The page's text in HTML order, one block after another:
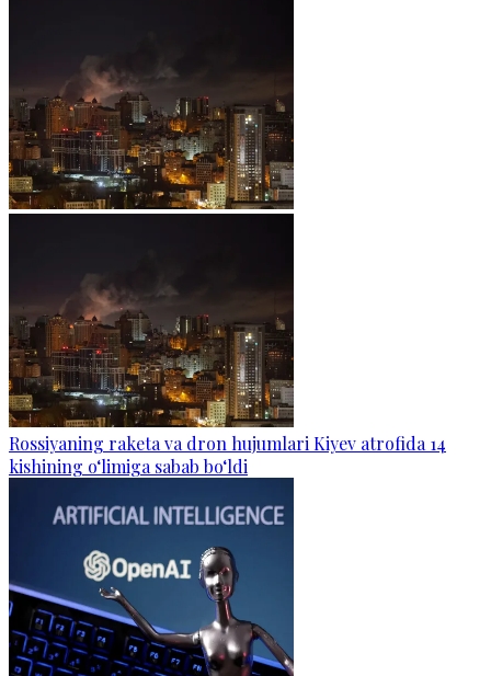
Rossiyaning raketa va dron hujumlari Kiyev atrofida 14
kishining o‘limiga sabab bo‘ldi